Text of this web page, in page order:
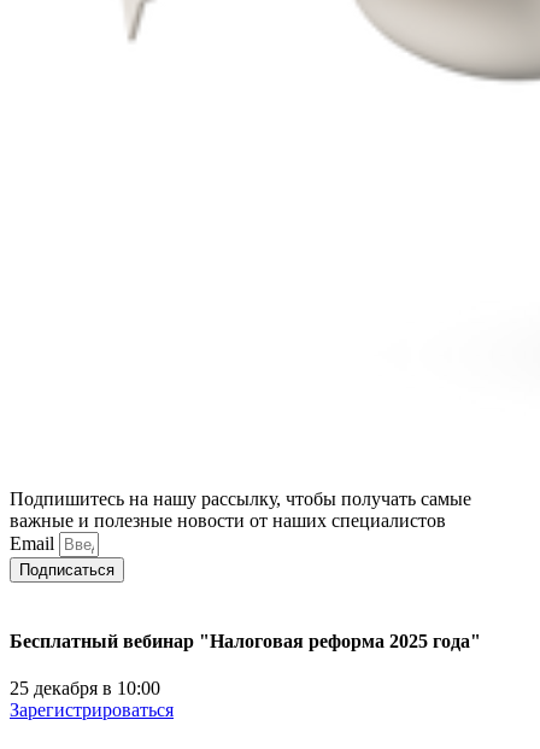
Подпишитесь на нашу рассылку, чтобы получать самые
важные и полезные новости от наших специалистов
Email
Подписаться
Бесплатный вебинар "Налоговая реформа 2025 года"
25 декабря в 10:00
Зарегистрироваться